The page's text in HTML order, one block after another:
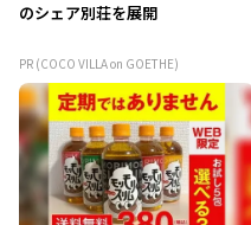
のシェア別荘を展開
PR (COCO VILLA on GOETHE)